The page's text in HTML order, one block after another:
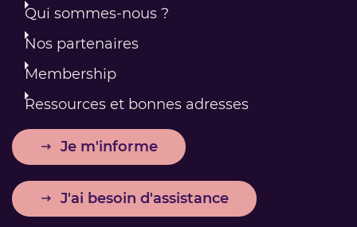
Qui sommes-nous ?
Nos partenaires
Membership
Ressources et bonnes adresses
Je m'informe
J'ai besoin d'assistance